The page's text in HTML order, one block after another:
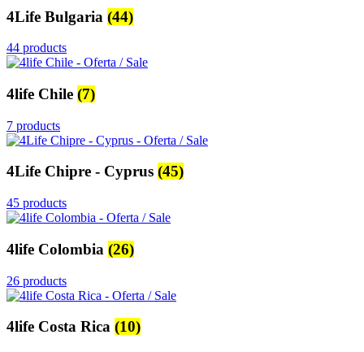
4Life Bulgaria (44)
44 products
4life Chile (7)
7 products
4Life Chipre - Cyprus (45)
45 products
4life Colombia (26)
26 products
4life Costa Rica (10)